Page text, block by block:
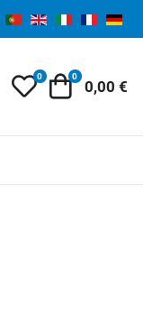
My Wishlist
0 Carro
0
0,00 €